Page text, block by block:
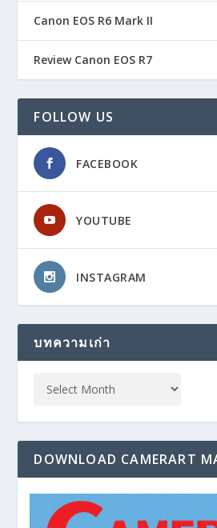
Canon EOS R6 Mark II
Review Canon EOS R7
FOLLOW US
FACEBOOK
YOUTUBE
INSTAGRAM
บทความเก่า
DOWNLOAD CAMERART